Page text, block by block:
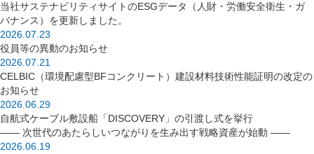
当社サステナビリティサイトのESGデータ（人財・労働安全衛生・ガ
バナンス）を更新しました。
2026.07.23
役員等の異動のお知らせ
2026.07.21
CELBIC（環境配慮型BFコンクリート）建設材料技術性能証明の改定の
お知らせ
2026.06.29
自航式ケーブル敷設船「DISCOVERY」の引渡し式を挙行
―― 次世代のあたらしいつながりを生み出す戦略資産が始動 ――
2026.06.19